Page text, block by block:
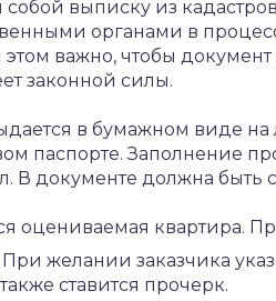
собой выписку из
органами в
важно, чтобы документ
законной силы.
в бумажном виде
паспорте. Заполнение
В документе должна
оцениваемая квартира.
При желании заказчика
ставится прочерк.